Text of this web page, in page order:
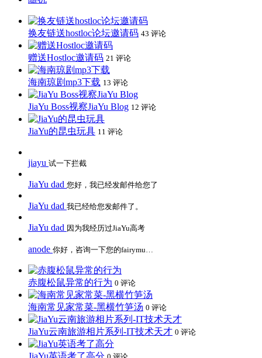
换友链送hostloc论坛邀请码 43 评论
赠送Hostloc邀请码 21 评论
海南琼剧mp3下载 13 评论
JiaYu Boss视察JiaYu Blog 12 评论
JiaYu的昆虫玩具 11 评论
jiayu 试一下拦截
JiaYu dad 您好，我已经发邮件给您了
JiaYu dad 我已经给您发邮件了。
JiaYu dad 因为我经历过JiaYu高考
anode 你好，咨询一下您的fairymu…
赤腹松鼠异常的行为 0 评论
海南常见家常菜-黑横竹笋汤 0 评论
JiaYu云南旅游相片系列-IT技术天才 0 评论
JiaYu英语考了高分